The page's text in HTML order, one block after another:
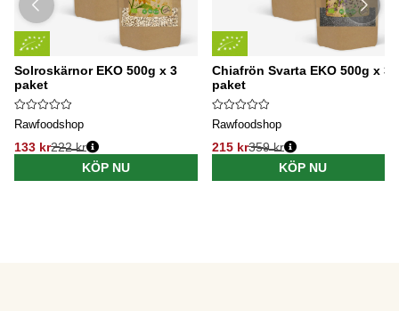
Solroskärnor EKO 500g x 3
paket
Rawfoodshop
133 kr222 kr
KÖP NU
Chiafrön Svarta EKO 500g x 3
paket
Rawfoodshop
215 kr359 kr
KÖP NU